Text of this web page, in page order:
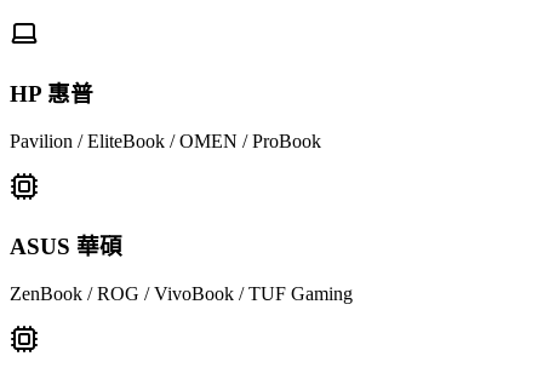
HP 惠普
Pavilion / EliteBook / OMEN / ProBook
ASUS 華碩
ZenBook / ROG / VivoBook / TUF Gaming